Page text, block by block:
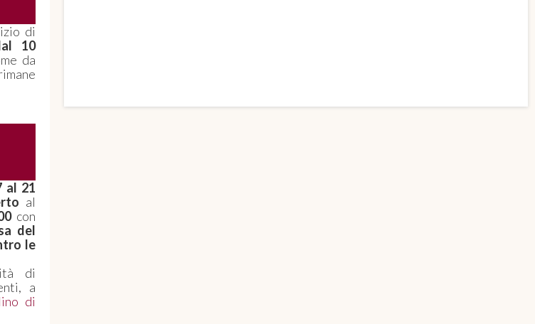
di
10
da
al 21
al
con
del
le
di
a
di